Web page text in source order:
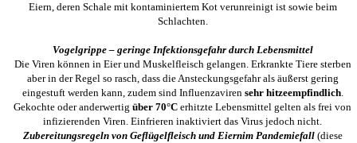
Eiern, deren Schale mit kontaminiertem Kot verunreinigt ist sowie beim
Schlachten.
Vogelgrippe – geringe Infektionsgefahr durch Lebensmittel
Die Viren können in Eier und Muskelfleisch gelangen. Erkrankte Tiere sterben
aber in der Regel so rasch, dass die Ansteckungsgefahr als äußerst gering
eingestuft werden kann, zudem sind Influenzaviren sehr hitzeempfindlich.
Gekochte oder anderwertig über 70°C erhitzte Lebensmittel gelten als frei von
infizierenden Viren. Einfrieren inaktiviert das Virus jedoch nicht.
Zubereitungsregeln von Geflügelfleisch und Eiernim Pandemiefall (diese